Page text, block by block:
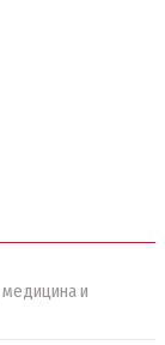
медицина и